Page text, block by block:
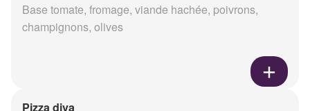
Base tomate, fromage, viande hachée, poivrons,
champignons, olives
Pizza diva